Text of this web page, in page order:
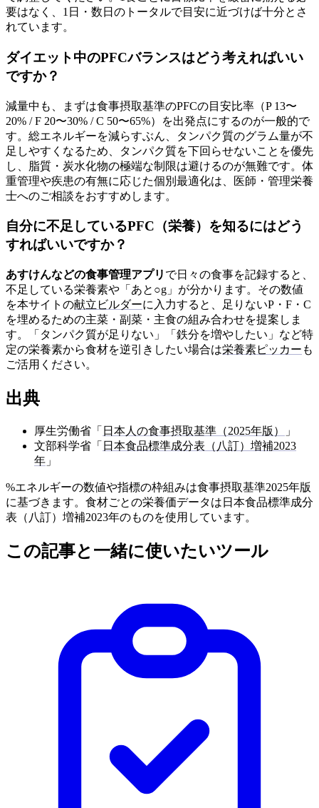
要はなく、1日・数日のトータルで目安に近づけば十分とさ
れています。
ダイエット中のPFCバランスはどう考えればいい
ですか？
減量中も、まずは食事摂取基準のPFCの目安比率（P 13〜
20% / F 20〜30% / C 50〜65%）を出発点にするのが一般的で
す。総エネルギーを減らすぶん、タンパク質のグラム量が不
足しやすくなるため、タンパク質を下回らせないことを優先
し、脂質・炭水化物の極端な制限は避けるのが無難です。体
重管理や疾患の有無に応じた個別最適化は、医師・管理栄養
士へのご相談をおすすめします。
自分に不足しているPFC（栄養）を知るにはどう
すればいいですか？
あすけんなどの食事管理アプリ で日々の食事を記録すると、
不足している栄養素や「あと○g」が分かります。その数値
を本サイトの献立ビルダーに入力すると、足りないP・F・C
を埋めるための主菜・副菜・主食の組み合わせを提案しま
す。「タンパク質が足りない」「鉄分を増やしたい」など特
定の栄養素から食材を逆引きしたい場合は栄養素ピッカー も
ご活用ください。
出典
厚生労働省「 日本人の食事摂取基準（2025年版）
」
文部科学省「 日本食品標準成分表（八訂）増補2023
年 」
%エネルギーの数値や指標の枠組みは食事摂取基準2025年版
に基づきます。食材ごとの栄養価データは日本食品標準成分
表（八訂）増補2023年のものを使用しています。
この記事と一緒に使いたいツール